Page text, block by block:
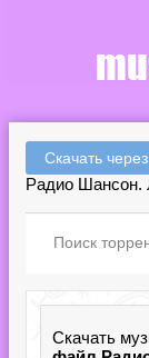
Скачать
Радио Шансон.
Скачать